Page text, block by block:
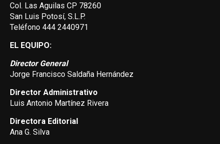
Col. Las Aguilas CP 78260
San Luis Potosí, S.L.P.
Teléfono 444 2440971
EL EQUIPO:
Director General
Jorge Francisco Saldaña Hernández
Director Administrativo
Luis Antonio Martínez Rivera
Directora Editorial
Ana G. Silva